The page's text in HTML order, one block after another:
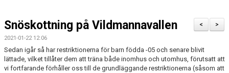
FOTBOLLSSKOLAN
KALENDER
>
<
Snöskottning på Vildmannavallen
2021-01-22 12:06
Sedan igår så har restriktionerna för barn födda -05 och senare blivit
lättade, vilket tillåter dem att träna både inomhus och utomhus, förutsatt att
vi fortfarande förhåller oss till de grundläggande restriktionerna (såsom att